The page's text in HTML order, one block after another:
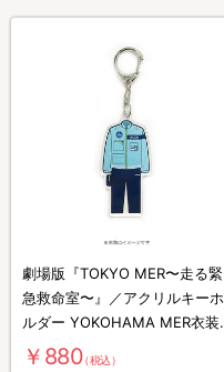
劇場版『TOKYO MER〜走る緊
急救命室〜』／アクリルキーホ
ルダー YOKOHAMA MER衣装
Ver.
￥880（税込）